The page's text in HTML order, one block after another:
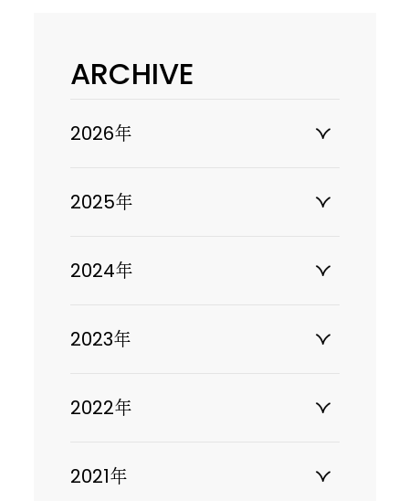
ARCHIVE
2026年
2025年
2024年
2023年
2022年
2021年